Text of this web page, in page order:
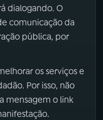
dialogando. O
comunicação da
pública, por
os serviços e
Por isso, não
mensagem o link